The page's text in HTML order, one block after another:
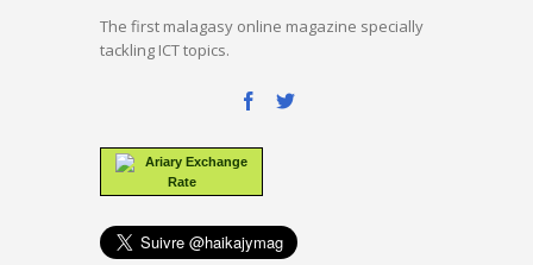
The first malagasy online magazine specially
tackling ICT topics.
Ariary Exchange
Rate